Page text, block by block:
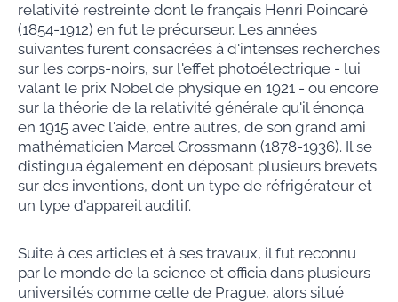
relativité restreinte dont le français Henri Poincaré
(1854-1912) en fut le précurseur. Les années
suivantes furent consacrées à d'intenses recherches
sur les corps-noirs, sur l'effet photoélectrique - lui
valant le prix Nobel de physique en 1921 - ou encore
sur la théorie de la relativité générale qu'il énonça
en 1915 avec l'aide, entre autres, de son grand ami
mathématicien Marcel Grossmann (1878-1936). Il se
distingua également en déposant plusieurs brevets
sur des inventions, dont un type de réfrigérateur et
un type d'appareil auditif.
Suite à ces articles et à ses travaux, il fut reconnu
par le monde de la science et officia dans plusieurs
universités comme celle de Prague, alors situé